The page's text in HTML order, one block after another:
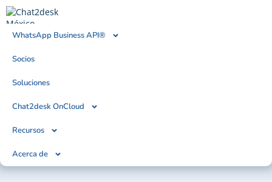
WhatsApp Business API®
Socios
Soluciones
Chat2desk OnCloud
Recursos
Acerca de
Tendencias, Noticias & Artículos